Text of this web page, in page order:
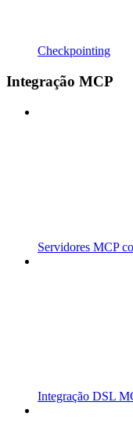
Checkpointing
Integração MCP
Servidores MCP
Integração DSL